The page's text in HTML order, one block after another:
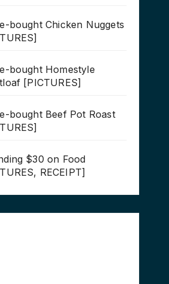
bought Chicken Nuggets
bought Homestyle
[PICTURES]
bought Beef Pot Roast
$30 on Food
RECEIPT]